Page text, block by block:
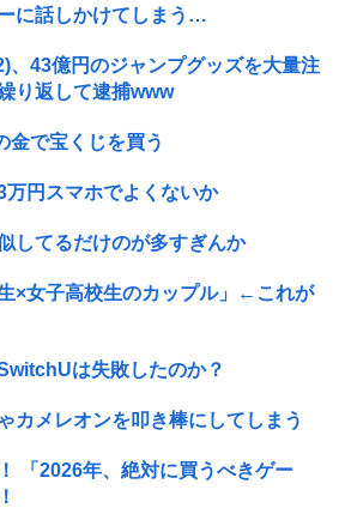
に話しかけてしまう…
、43億円のジャンプグッズを大量注
り返して逮捕www
金で宝くじを買う
万円スマホでよくないか
してるだけのが多すぎんか
×女子高校生のカップル」←これが
は失敗したのか？
カメレオンを叩き棒にしてしまう
「2026年、絶対に買うべきゲー